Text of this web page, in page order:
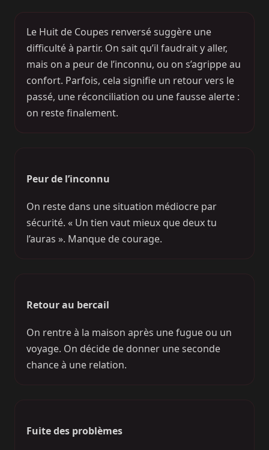
Le Huit de Coupes renversé suggère une
difficulté à partir. On sait qu’il faudrait y aller,
mais on a peur de l’inconnu, ou on s’agrippe au
confort. Parfois, cela signifie un retour vers le
passé, une réconciliation ou une fausse alerte :
on reste finalement.
Peur de l’inconnu
On reste dans une situation médiocre par
sécurité. « Un tien vaut mieux que deux tu
l’auras ». Manque de courage.
Retour au bercail
On rentre à la maison après une fugue ou un
voyage. On décide de donner une seconde
chance à une relation.
Fuite des problèmes